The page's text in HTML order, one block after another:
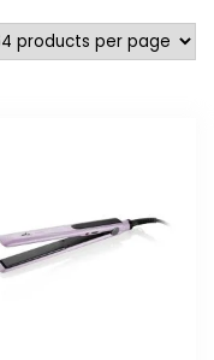
najnowszych